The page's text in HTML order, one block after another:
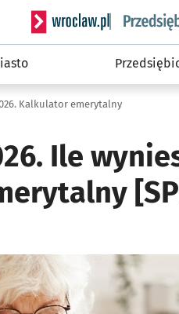
Serwis informacyjny
Kalkulator emerytalny
Ile